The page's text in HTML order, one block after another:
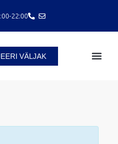
22:00
VÄLJAK